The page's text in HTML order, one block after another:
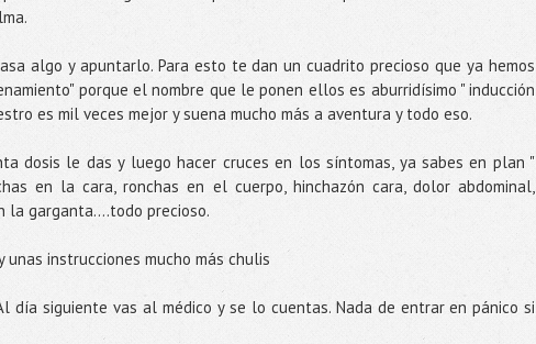
algo y apuntarlo. Para esto te dan un cuadrito precioso que ya hemos
porque el nombre que le ponen ellos es aburridísimo " inducción
es mil veces mejor y suena mucho más a aventura y todo eso.
dosis le das y luego hacer cruces en los síntomas, ya sabes en plan "
en la cara, ronchas en el cuerpo, hinchazón cara, dolor abdominal,
la garganta....todo precioso.
instrucciones mucho más chulis
día siguiente vas al médico y se lo cuentas. Nada de entrar en pánico si